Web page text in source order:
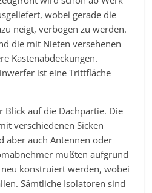
wobei gerade die
neigt, verbogen zu werden.
die mit Nieten versehenen
Kastenabdeckungen.
ist eine Trittfläche
Blick auf die Dachpartie. Die
verschiedenen Sicken
aber auch Antennen oder
mußten aufgrund
konstruiert werden, wobei
Sämtliche Isolatoren sind